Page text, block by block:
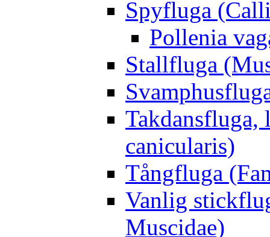
Spyfluga
Pollenia
Stallfluga
Takdansfluga,
canicularis)
Tångfluga
Vanlig
Muscidae)